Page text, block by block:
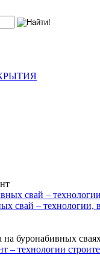
свай – технологии,
на буронабивных